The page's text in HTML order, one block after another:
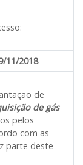
11/2018
de
de gás
pelos
com as
parte deste